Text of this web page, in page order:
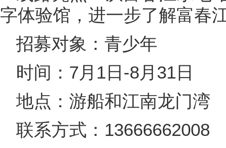
字体验馆，进一步了解富春
招募对象：青少年
时间：7月1日-8月31日
地点：游船和江南龙门湾
联系方式：13666662008